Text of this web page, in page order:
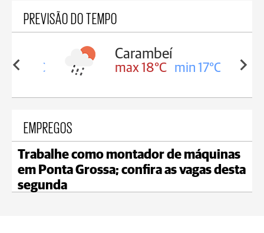
PREVISÃO DO TEMPO
18°C
Carambeí
max 18°C min 17°C
EMPREGOS
Trabalhe como montador de máquinas
em Ponta Grossa; confira as vagas desta
segunda